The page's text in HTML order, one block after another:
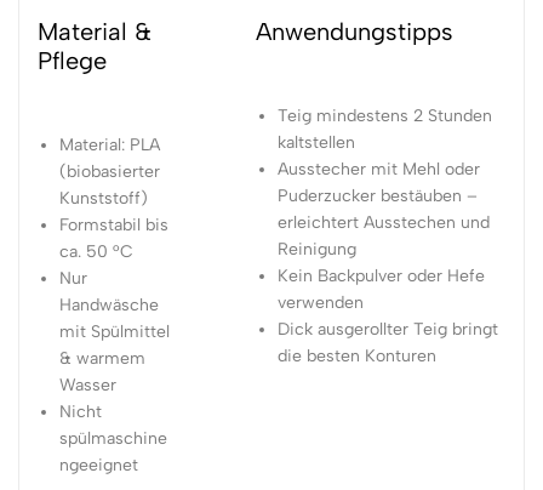
Material &
Pflege
Material: PLA
(biobasierter
Kunststoff)
Formstabil bis
ca. 50 °C
Nur
Handwäsche
mit Spülmittel
& warmem
Wasser
Nicht
spülmaschine
ngeeignet
Anwendungstipps
Teig mindestens 2 Stunden
kaltstellen
Ausstecher mit Mehl oder
Puderzucker bestäuben –
erleichtert Ausstechen und
Reinigung
Kein Backpulver oder Hefe
verwenden
Dick ausgerollter Teig bringt
die besten Konturen